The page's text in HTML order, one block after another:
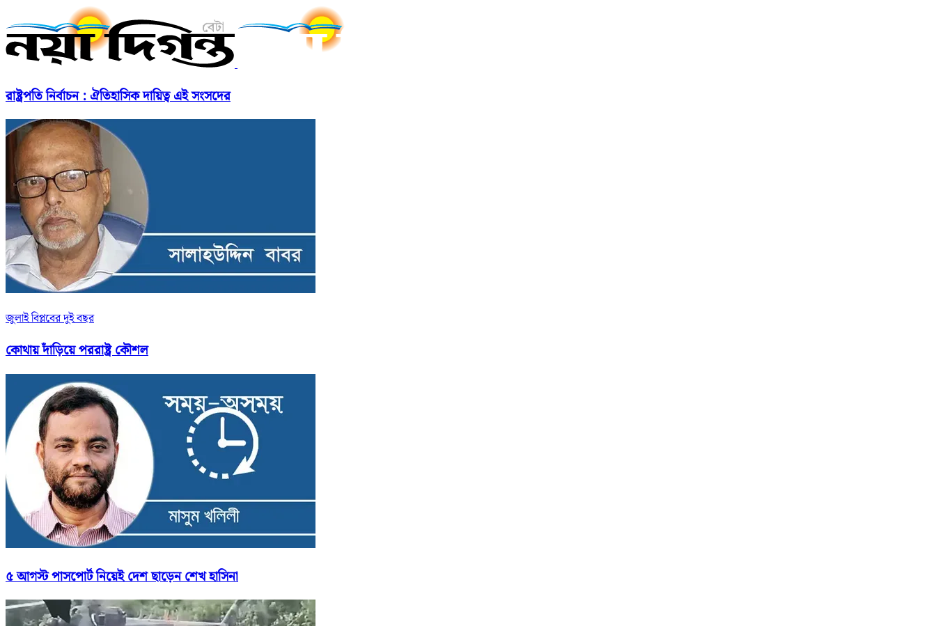
রাষ্ট্রপতি নির্বাচন : ঐতিহাসিক দায়িত্ব এই সংসদের
জুলাই বিপ্লবের দুই বছর
কোথায় দাঁড়িয়ে পররাষ্ট্র কৌশল
৫ আগস্ট পাসপোর্ট নিয়েই দেশ ছাড়েন শেখ হাসিনা